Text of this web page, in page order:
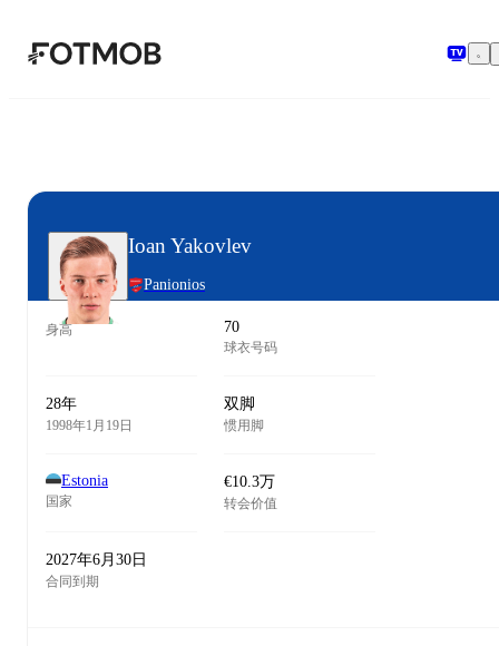
跳转到主要内容
Ioan Yakovlev
Panionios
身高 70
球衣号码
28年
1998年1月19日
双脚
惯用脚
Estonia
国家
€10.3万
转会价值
2027年6月30日
合同到期